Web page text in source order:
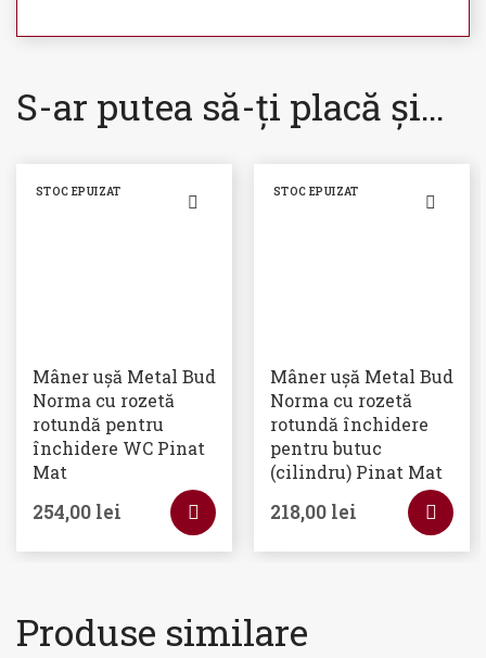
S-ar putea să-ți placă și…
STOC EPUIZAT
Mâner ușă Metal Bud
Norma cu rozetă
rotundă pentru
închidere WC Pinat
Mat
254,00 lei
STOC EPUIZAT
Mâner ușă Metal Bud
Norma cu rozetă
rotundă închidere
pentru butuc
(cilindru) Pinat Mat
218,00 lei
Produse similare